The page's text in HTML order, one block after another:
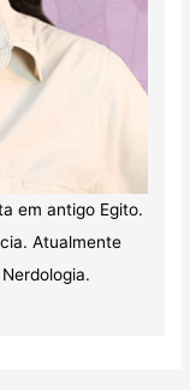
em antigo Egito.
Atualmente